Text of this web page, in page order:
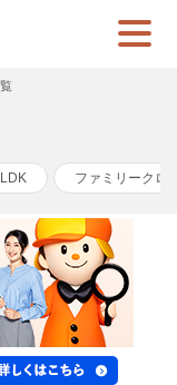
ファミリークロ